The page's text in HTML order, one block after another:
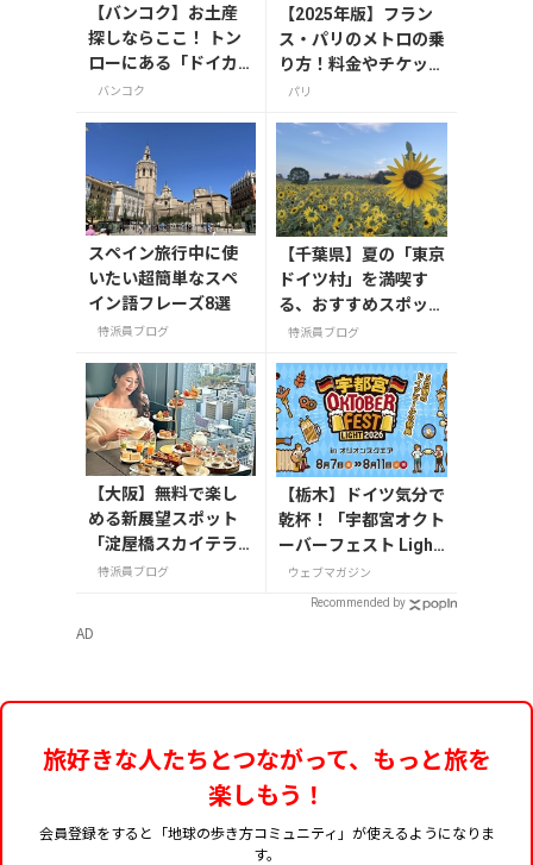
【バンコク】お土産
探しならここ！ トン
ローにある「ドイカ
ム」の専門店へ
バンコク
【2025年版】フラン
ス・パリのメトロの乗
り方！料金やチケット
の種類、注意点を解説
パリ
スペイン旅行中に使
いたい超簡単なスペ
イン語フレーズ8選
特派員ブログ
【千葉県】夏の「東京
ドイツ村」を満喫す
る、おすすめスポット
3選
特派員ブログ
【大阪】無料で楽し
める新展望スポット
「淀屋橋スカイテラ
ス」と30階アフタヌ
特派員ブログ
【栃木】ドイツ気分で
乾杯！「宇都宮オクト
ーバーフェスト Light
2026」が8月7日から
ウェブマガジン
Recommended by
AD
旅好きな人たちとつながって、もっと旅を
楽しもう！
会員登録をすると「地球の歩き方コミュニティ」が使えるようになりま
す。